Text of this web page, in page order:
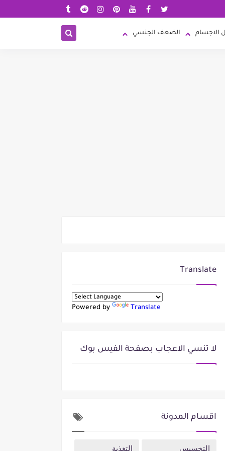
الاجسام الضعف الجنسي
Translate
Powered by Translate
لا تنسي الاعجاب بصفحة الفيس بوك
اقسام المدونة
التخسيس
التغذية